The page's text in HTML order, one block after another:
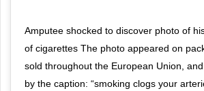
Amputee shocked to discover photo of
of cigarettes The photo appeared on
sold throughout the European Union,
by the caption: “smoking clogs your